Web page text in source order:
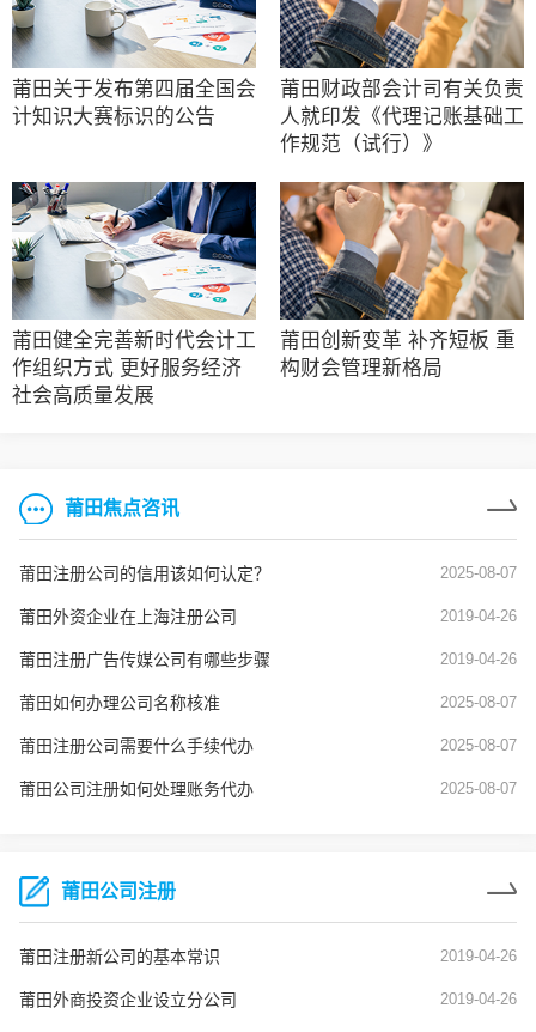
莆田关于发布第四届全国会
计知识大赛标识的公告
莆田财政部会计司有关负责
人就印发《代理记账基础工
作规范（试行）》
莆田健全完善新时代会计工
作组织方式 更好服务经济
社会高质量发展
莆田创新变革 补齐短板 重
构财会管理新格局
莆田焦点咨讯
莆田注册公司的信用该如何认定？ 2025-08-07
莆田外资企业在上海注册公司 2019-04-26
莆田注册广告传媒公司有哪些步骤 2019-04-26
莆田如何办理公司名称核准 2025-08-07
莆田注册公司需要什么手续代办 2025-08-07
莆田公司注册如何处理账务代办 2025-08-07
莆田公司注册
莆田注册新公司的基本常识 2019-04-26
莆田外商投资企业设立分公司 2019-04-26